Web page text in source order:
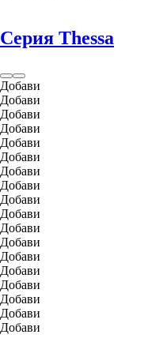
Серия Thessa
Добави
Добави
Добави
Добави
Добави
Добави
Добави
Добави
Добави
Добави
Добави
Добави
Добави
Добави
Добави
Добави
Добави
Добави